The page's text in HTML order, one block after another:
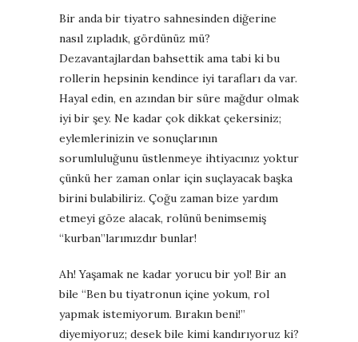
Bir anda bir tiyatro sahnesinden diğerine
nasıl zıpladık, gördünüz mü?
Dezavantajlardan bahsettik ama tabi ki bu
rollerin hepsinin kendince iyi tarafları da var.
Hayal edin, en azından bir süre mağdur olmak
iyi bir şey. Ne kadar çok dikkat çekersiniz;
eylemlerinizin ve sonuçlarının
sorumluluğunu üstlenmeye ihtiyacınız yoktur
çünkü her zaman onlar için suçlayacak başka
birini bulabiliriz. Çoğu zaman bize yardım
etmeyi göze alacak, rolünü benimsemiş
“kurban”larımızdır bunlar!
Ah! Yaşamak ne kadar yorucu bir yol! Bir an
bile “Ben bu tiyatronun içine yokum, rol
yapmak istemiyorum. Bırakın beni!”
diyemiyoruz; desek bile kimi kandırıyoruz ki?